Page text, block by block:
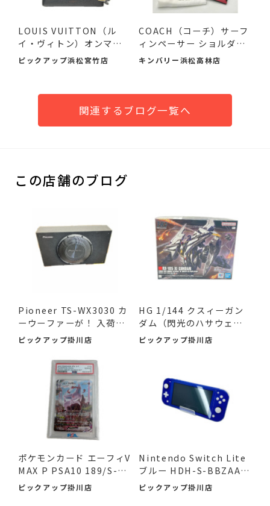
LOUIS VUITTON（ル
イ・ヴィトン）オンマイ
サイドMM...
ピックアップ浜松宮竹店
COACH（コーチ）サーフ
ィンペーサー ショルダー
バ...
キンバリー浜松高林店
関連するブログ一覧へ
この店舗のブログ
Pioneer TS-WX3030 カ
ーウーファーが！ 入荷し
ました♪
ピックアップ掛川店
HG 1/144 クスィーガン
ダム（閃光のハサウェ
イ）が...
ピックアップ掛川店
ポケモンカード エーフィV
MAX P PSA10 189/S-P
が...
ピックアップ掛川店
Nintendo Switch Lite
ブルー HDH-S-BBZAA
が！ 入...
ピックアップ掛川店